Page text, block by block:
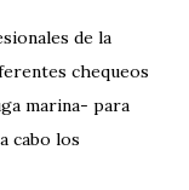
de la
chequeos
marina- para
cabo los